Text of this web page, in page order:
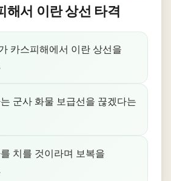
해서 이란 상선 타격
카스피해에서 이란 상선을
군사 화물 보급선을 끊겠다는
치를 것이라며 보복을